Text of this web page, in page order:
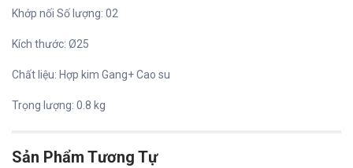
Khớp nối Số lượng: 02
Kích thước: Ø25
Chất liệu: Hợp kim Gang+ Cao su
Trọng lượng: 0.8 kg
Sản Phẩm Tương Tự